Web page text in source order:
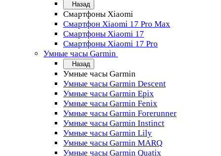
Назад
Смартфоны Xiaomi
Смартфон Xiaomi 17 Pro Max
Смартфоны Xiaomi 17
Смартфоны Xiaomi 17 Pro
Умные часы Garmin
Назад
Умные часы Garmin
Умные часы Garmin Descent
Умные часы Garmin Epix
Умные часы Garmin Fenix
Умные часы Garmin Forerunner
Умные часы Garmin Instinct
Умные часы Garmin Lily
Умные часы Garmin MARQ
Умные часы Garmin Quatix